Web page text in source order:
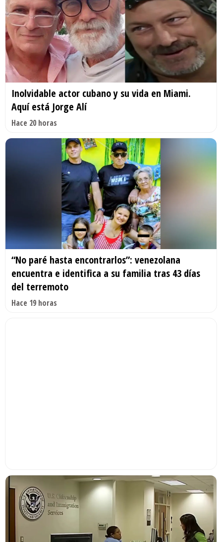
Inolvidable actor cubano y su vida en Miami.
Aquí está Jorge Alí
Hace 20 horas
“No paré hasta encontrarlos”: venezolana
encuentra e identifica a su familia tras 43 días
del terremoto
Hace 19 horas